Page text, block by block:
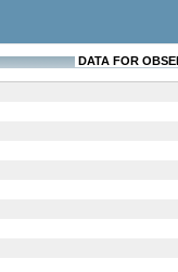
DATA FOR